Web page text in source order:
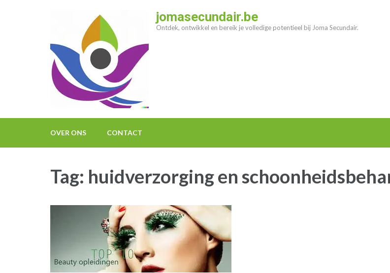
jomasecundair.be
Ontdek, ontwikkel en bereik je volledige potentieel bij Joma Secundair.
OVER ONS CONTACT
Tag: huidverzorging en